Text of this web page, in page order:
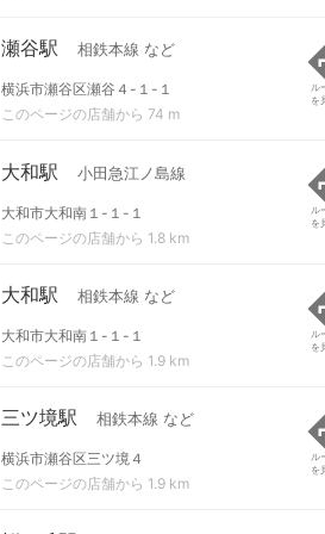
瀬谷駅 相鉄本線 など
横浜市瀬谷区瀬谷４-１-１
このページの店舗から 74 m
ル
を
大和駅 小田急江ノ島線
大和市大和南１-１-１
このページの店舗から 1.8 km
ル
を
大和駅 相鉄本線 など
大和市大和南１-１-１
このページの店舗から 1.9 km
ル
を
三ツ境駅 相鉄本線 など
横浜市瀬谷区三ツ境４
このページの店舗から 1.9 km
ル
を